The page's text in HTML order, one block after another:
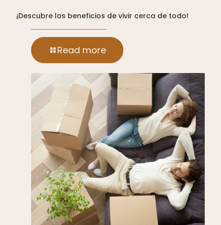
¡Descubre los beneficios de vivir cerca de todo!
Read more